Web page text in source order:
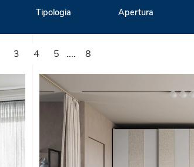
Tipologia Apertura
3 4 5 .... 8